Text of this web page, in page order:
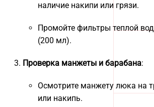
наличие накипи или грязи.
Промойте фильтры теплой
(200 мл).
Проверка манжеты и барабана:
Осмотрите манжету люка на
или накипь.